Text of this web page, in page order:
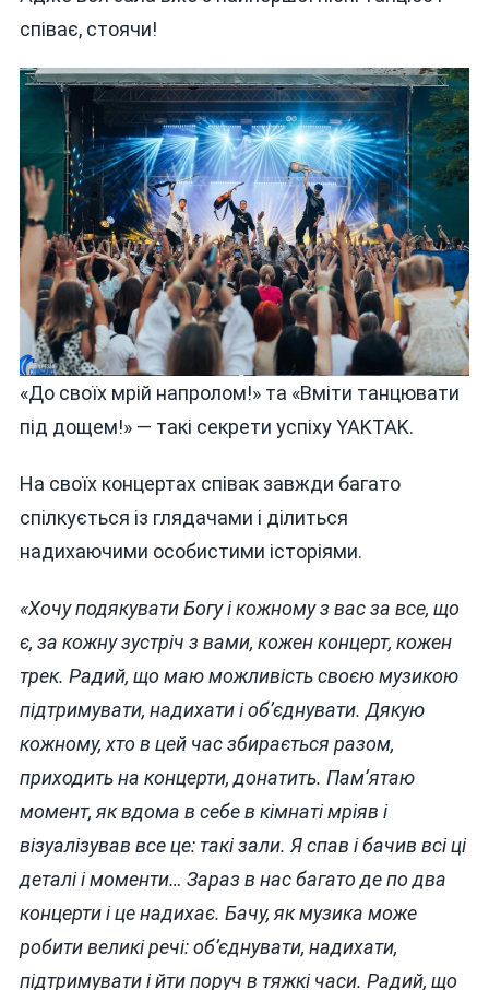
співає, стоячи!
«До своїх мрій напролом!» та «Вміти танцювати
під дощем!» — такі секрети успіху YAKTAK.
На своїх концертах співак завжди багато
спілкується із глядачами і ділиться
надихаючими особистими історіями.
«Хочу подякувати Богу і кожному з вас за все, що
є, за кожну зустріч з вами, кожен концерт, кожен
трек. Радий, що маю можливість своєю музикою
підтримувати, надихати і об’єднувати. Дякую
кожному, хто в цей час збирається разом,
приходить на концерти, донатить. Пам’ятаю
момент, як вдома в себе в кімнаті мріяв і
візуалізував все це: такі зали. Я спав і бачив всі ці
деталі і моменти… Зараз в нас багато де по два
концерти і це надихає. Бачу, як музика може
робити великі речі: об’єднувати, надихати,
підтримувати і йти поруч в тяжкі часи. Радий, що